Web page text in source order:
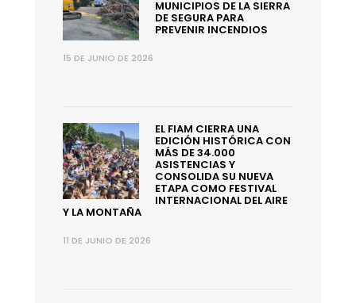
MUNICIPIOS DE LA SIERRA
DE SEGURA PARA
PREVENIR INCENDIOS
15 DE JUNIO DE 2026
EL FIAM CIERRA UNA
EDICIÓN HISTÓRICA CON
MÁS DE 34.000
ASISTENCIAS Y
CONSOLIDA SU NUEVA
ETAPA COMO FESTIVAL
INTERNACIONAL DEL AIRE
Y LA MONTAÑA
11 DE JUNIO DE 2026